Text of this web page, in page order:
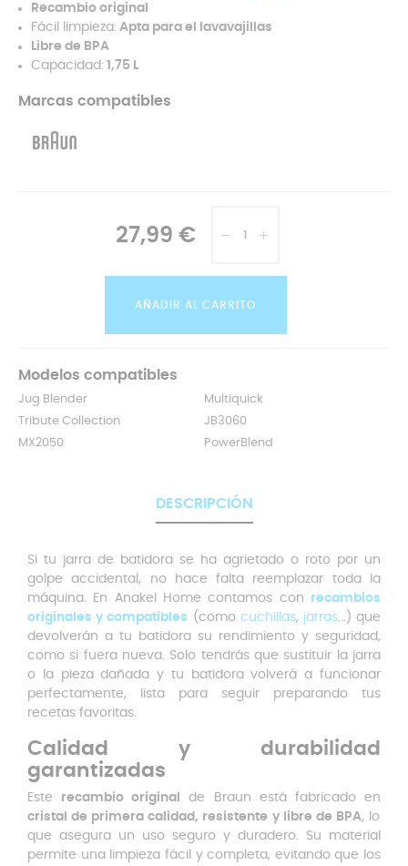
Recambio original
Fácil limpieza: Apta para el lavavajillas
Libre de BPA
Capacidad: 1,75 L
Marcas compatibles
27,99 €
AÑADIR AL CARRITO
Modelos compatibles
Jug Blender
Multiquick
Tribute Collection
JB3060
MX2050
PowerBlend
DESCRIPCIÓN
Si tu jarra de batidora se ha agrietado o roto por un
golpe accidental, no hace falta reemplazar toda la
máquina. En Anakel Home contamos con recambios
originales y compatibles (como cuchillas, jarras...) que
devolverán a tu batidora su rendimiento y seguridad,
como si fuera nueva. Solo tendrás que sustituir la jarra
o la pieza dañada y tu batidora volverá a funcionar
perfectamente, lista para seguir preparando tus
recetas favoritas.
Calidad y durabilidad
garantizadas
Este recambio original
de Braun está fabricado en
cristal de primera calidad, resistente y libre de BPA, lo
que asegura un uso seguro y duradero. Su material
permite una limpieza fácil y completa, evitando que los